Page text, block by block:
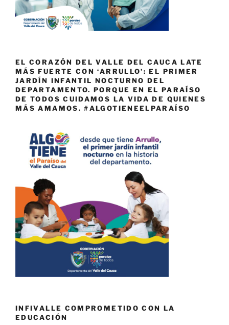
EL CORAZÓN DEL VALLE DEL CAUCA LATE
MÁS FUERTE CON ‘ARRULLO’: EL PRIMER
JARDÍN INFANTIL NOCTURNO DEL
DEPARTAMENTO. PORQUE EN EL PARAÍSO
DE TODOS CUIDAMOS LA VIDA DE QUIENES
MÁS AMAMOS. #ALGOTIENEELPARAÍSO
INFIVALLE COMPROMETIDO CON LA
EDUCACIÓN